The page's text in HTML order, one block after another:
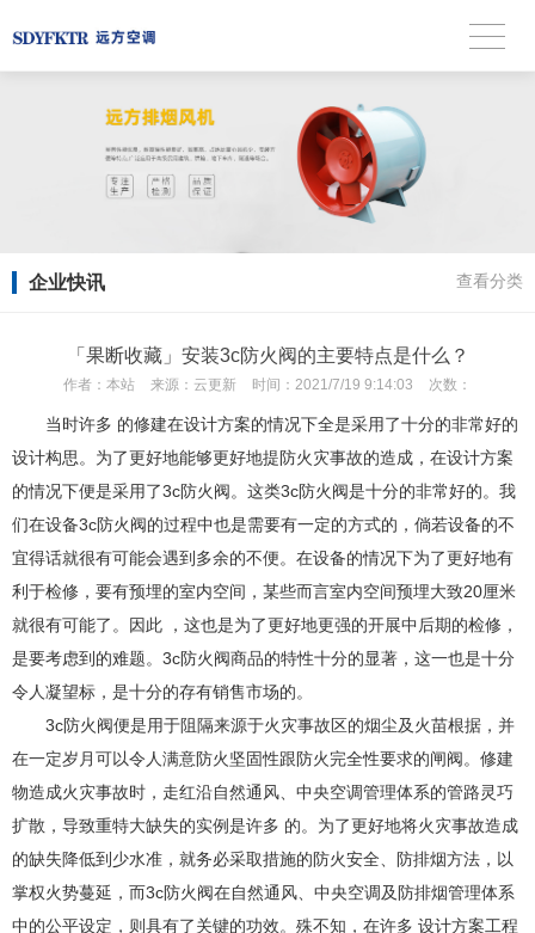
企业快讯 查看分类
「果断收藏」安装3c防火阀的主要特点是什么？
作者： 本站 来源： 云更新 时间： 2021/7/19 9:14:03 次数：
当时许多 的修建在设计方案的情况下全是采用了十分的非常好的
设计构思。为了更好地能够更好地提防火灾事故的造成，在设计方案
的情况下便是采用了3c防火阀。这类3c防火阀是十分的非常好的。我
们在设备3c防火阀的过程中也是需要有一定的方式的，倘若设备的不
宜得话就很有可能会遇到多余的不便。在设备的情况下为了更好地有
利于检修，要有预埋的室内空间，某些而言室内空间预埋大致20厘米
就很有可能了。因此 ，这也是为了更好地更强的开展中后期的检修，
是要考虑到的难题。3c防火阀商品的特性十分的显著，这一也是十分
令人凝望标，是十分的存有销售市场的。
3c防火阀便是用于阻隔来源于火灾事故区的烟尘及火苗根据，并
在一定岁月可以令人满意防火坚固性跟防火完全性要求的闸阀。修建
物造成火灾事故时，走红沿自然通风、中央空调管理体系的管路灵巧
扩散，导致重特大缺失的实例是许多 的。为了更好地将火灾事故造成
的缺失降低到少水准，就务必采取措施的防火安全、防排烟方法，以
掌权火势蔓延，而3c防火阀在自然通风、中央空调及防排烟管理体系
中的公平设定，则具有了关键的功效。殊不知，在许多 设计方案工程